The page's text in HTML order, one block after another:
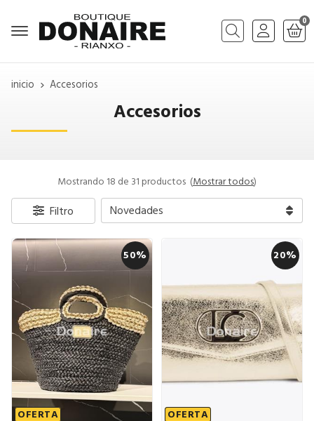
Buscar
0
inicio Accesorios
Accesorios
Mostrando 18 de 31 productos (Mostrar todos)
Filtro
50%
OFERTA
20%
OFERTA